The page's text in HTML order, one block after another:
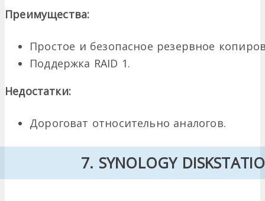
Преимущества:
Простое и безопасное резервное
Поддержка RAID 1.
Недостатки:
Дороговат относительно аналогов.
7. SYNOLOGY